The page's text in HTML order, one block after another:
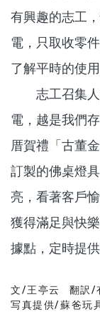
有興趣的志工
電，只取收零
了解平時的使
志工召集人
電，越是我們
厝賀禮「古董
訂製的佛桌燈
亮，看著客戶
獲得滿足與快
據點，定時提供
文/王亭云 翻訳/
写真提供/蘇爸玩